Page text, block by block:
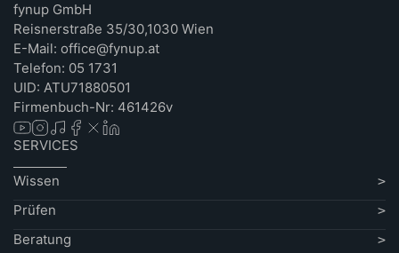
fynup GmbH
Reisnerstraße 35/30,1030 Wien
E-Mail: office@fynup.at
Telefon: 05 1731
UID: ATU71880501
Firmenbuch-Nr: 461426v
SERVICES
Wissen
Prüfen
Beratung